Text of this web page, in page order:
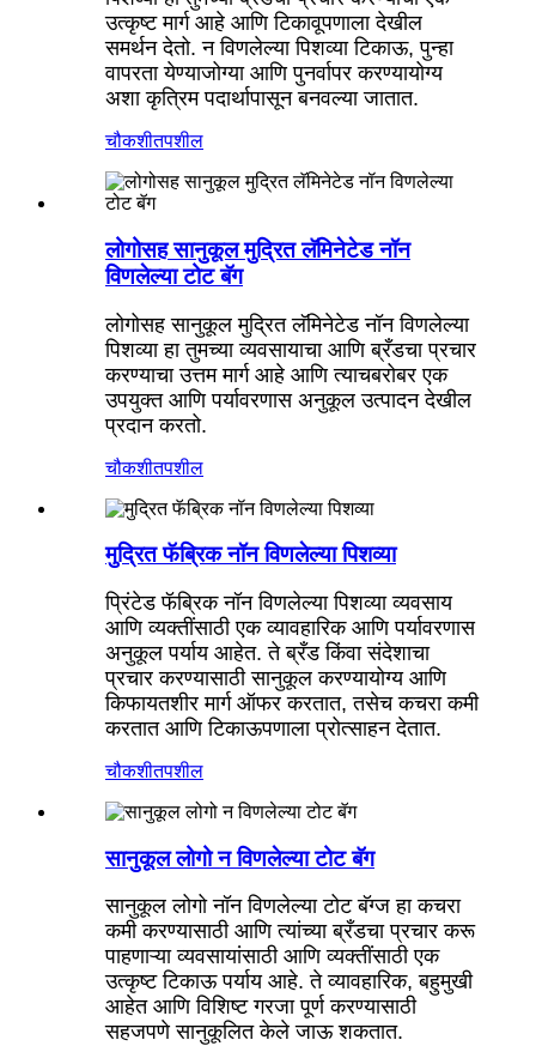
उत्कृष्ट मार्ग आहे आणि टिकावूपणाला देखील
समर्थन देतो. न विणलेल्या पिशव्या टिकाऊ, पुन्हा
वापरता येण्याजोग्या आणि पुनर्वापर करण्यायोग्य
अशा कृत्रिम पदार्थापासून बनवल्या जातात.
चौकशीतपशील
लोगोसह सानुकूल मुद्रित लॅमिनेटेड नॉन
विणलेल्या टोट बॅग
लोगोसह सानुकूल मुद्रित लॅमिनेटेड नॉन विणलेल्या
पिशव्या हा तुमच्या व्यवसायाचा आणि ब्रँडचा प्रचार
करण्याचा उत्तम मार्ग आहे आणि त्याचबरोबर एक
उपयुक्त आणि पर्यावरणास अनुकूल उत्पादन देखील
प्रदान करतो.
चौकशीतपशील
मुद्रित फॅब्रिक नॉन विणलेल्या पिशव्या
प्रिंटेड फॅब्रिक नॉन विणलेल्या पिशव्या व्यवसाय
आणि व्यक्तींसाठी एक व्यावहारिक आणि पर्यावरणास
अनुकूल पर्याय आहेत. ते ब्रँड किंवा संदेशाचा
प्रचार करण्यासाठी सानुकूल करण्यायोग्य आणि
किफायतशीर मार्ग ऑफर करतात, तसेच कचरा कमी
करतात आणि टिकाऊपणाला प्रोत्साहन देतात.
चौकशीतपशील
सानुकूल लोगो न विणलेल्या टोट बॅग
सानुकूल लोगो नॉन विणलेल्या टोट बॅग्ज हा कचरा
कमी करण्यासाठी आणि त्यांच्या ब्रँडचा प्रचार करू
पाहणाऱ्या व्यवसायांसाठी आणि व्यक्तींसाठी एक
उत्कृष्ट टिकाऊ पर्याय आहे. ते व्यावहारिक, बहुमुखी
आहेत आणि विशिष्ट गरजा पूर्ण करण्यासाठी
सहजपणे सानुकूलित केले जाऊ शकतात.